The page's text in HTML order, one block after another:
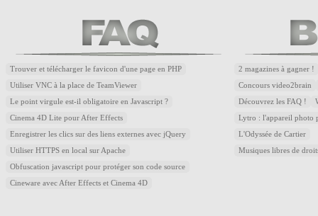
Trouver et télécharger le favicon d'une page en PHP
Utiliser VNC à la place de TeamViewer
Le point virgule est-il obligatoire en Javascript ?
Cinema 4D Lite pour After Effects
Enregistrer les clics sur des liens externes avec jQuery
Utiliser HTTPS en local sur Apache
Obfuscation javascript pour protéger son code source
Cineware avec After Effects et Cinema 4D
2 magazines à gagner !
Concours video2brain
Découvrez les FAQ !
Lytro : l'appareil photo
L'Odyssée de Cartier
Musiques libres de